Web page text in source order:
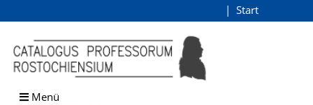
Browsen
direkt zum Inhalt
Start
Menü